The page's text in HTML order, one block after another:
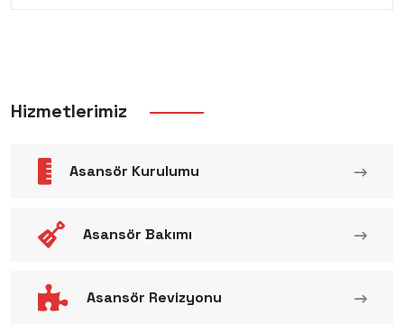
Hizmetlerimiz
Asansör Kurulumu
Asansör Bakımı
Asansör Revizyonu